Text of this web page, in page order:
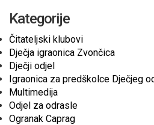
Kategorije
Čitateljski klubovi
Dječja igraonica Zvončica
Dječji odjel
Igraonica za predškolce Dječjeg
Multimedija
Odjel za odrasle
Ogranak Caprag